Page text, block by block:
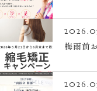
梅雨前